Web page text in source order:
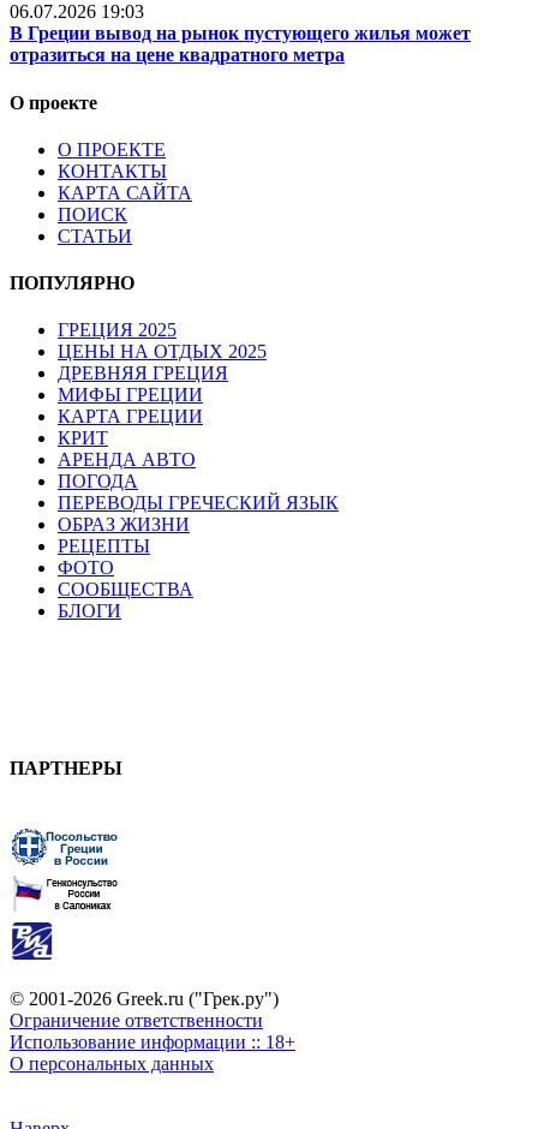
06.07.2026 19:03
В Греции вывод на рынок пустующего жилья может
отразиться на цене квадратного метра
О проекте
О ПРОЕКТЕ
КОНТАКТЫ
КАРТА САЙТА
ПОИСК
СТАТЬИ
ПОПУЛЯРНО
ГРЕЦИЯ 2025
ЦЕНЫ НА ОТДЫХ 2025
ДРЕВНЯЯ ГРЕЦИЯ
МИФЫ ГРЕЦИИ
КАРТА ГРЕЦИИ
КРИТ
АРЕНДА АВТО
ПОГОДА
ПЕРЕВОДЫ ГРЕЧЕСКИЙ ЯЗЫК
ОБРАЗ ЖИЗНИ
РЕЦЕПТЫ
ФОТО
СООБЩЕСТВА
БЛОГИ
ПАРТНЕРЫ
© 2001-2026 Greek.ru ("Грек.ру")
Ограничение ответственности
Использование информации :: 18+
О персональных данных